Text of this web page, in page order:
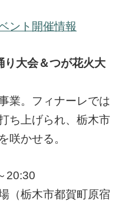
ント開催情報
大会＆つが花火大
業。フィナーレでは
ち上げられ、栃木市
咲かせる。
20:30
（栃木市都賀町原宿